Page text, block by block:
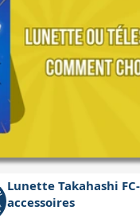
Lunette Takahashi
accessoires